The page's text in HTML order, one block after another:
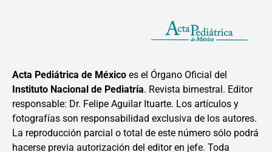
Acta Pediátrica de México es el Órgano Oficial del
Instituto Nacional de Pediatría. Revista bimestral. Editor
responsable: Dr. Felipe Aguilar Ituarte. Los artículos y
fotografías son responsabilidad exclusiva de los autores.
La reproducción parcial o total de este número sólo podrá
hacerse previa autorización del editor en jefe. Toda